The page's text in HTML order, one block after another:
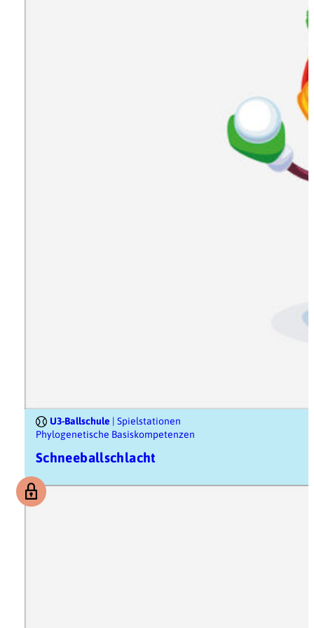
U3-Ballschule | Spielstationen
Phylogenetische Basiskompetenzen
Schneeballschlacht